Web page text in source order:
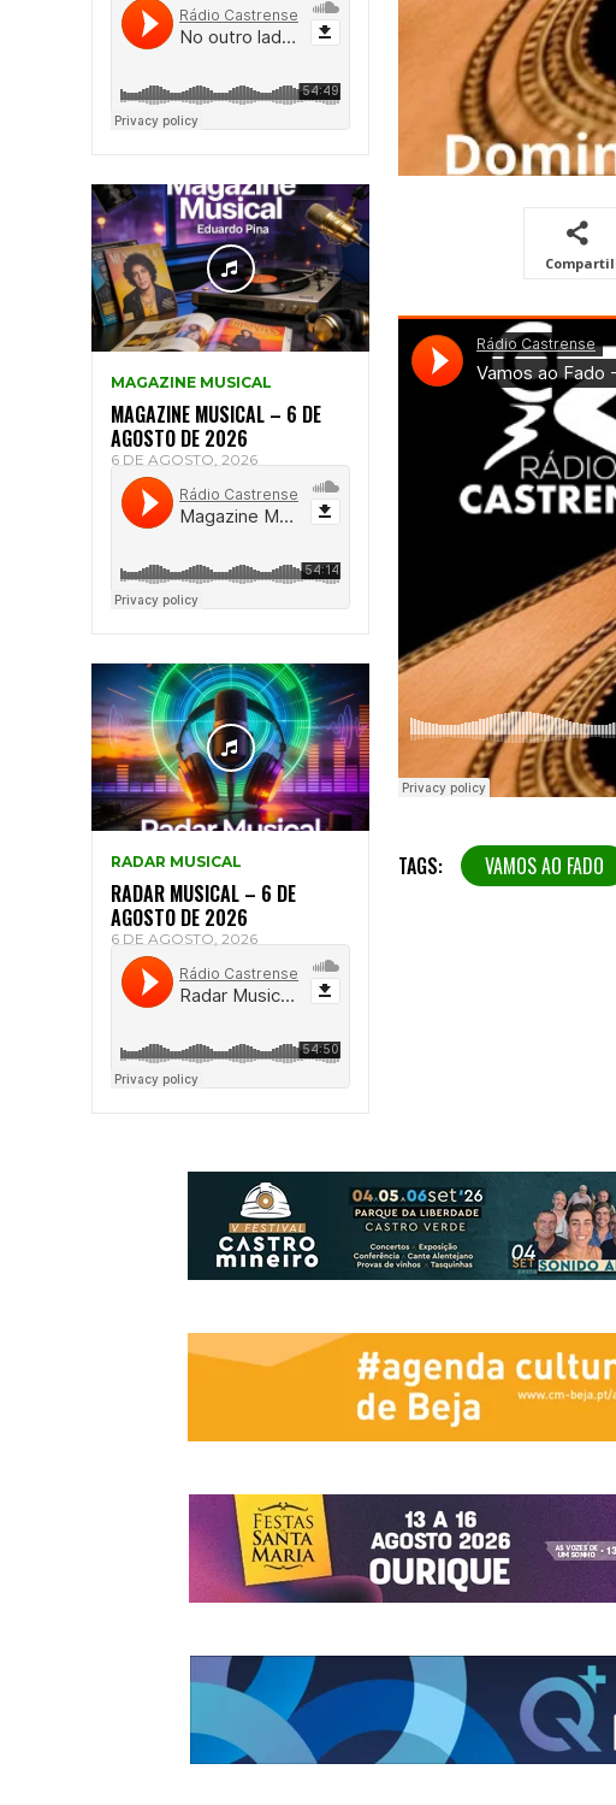
MAGAZINE MUSICAL
MAGAZINE MUSICAL – 6 DE
AGOSTO DE 2026
6 DE AGOSTO, 2026
RADAR MUSICAL
RADAR MUSICAL – 6 DE
AGOSTO DE 2026
6 DE AGOSTO, 2026
TAGS: VAMOS AO FADO